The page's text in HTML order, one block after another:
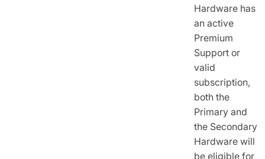
Hardware has
an active
Premium
Support or
valid
subscription,
both the
Primary and
the Secondary
Hardware will
be eligible for